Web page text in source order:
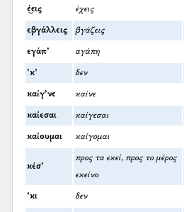
έ͜εις έχεις
εβγάλλεις βγάζεις
εγάπ’ αγάπη
’κ’ δεν
καίγ’νε καίνε
καίεσαι καίγεσαι
καίουμαι καίγομαι
κέσ’
προς τα εκεί, προς το μέρος
εκείνο
’κι δεν